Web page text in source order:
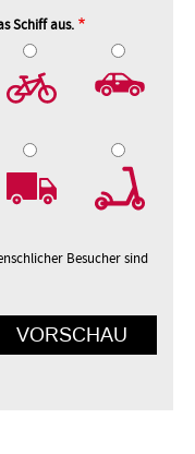
Schiff aus.
Besucher sind